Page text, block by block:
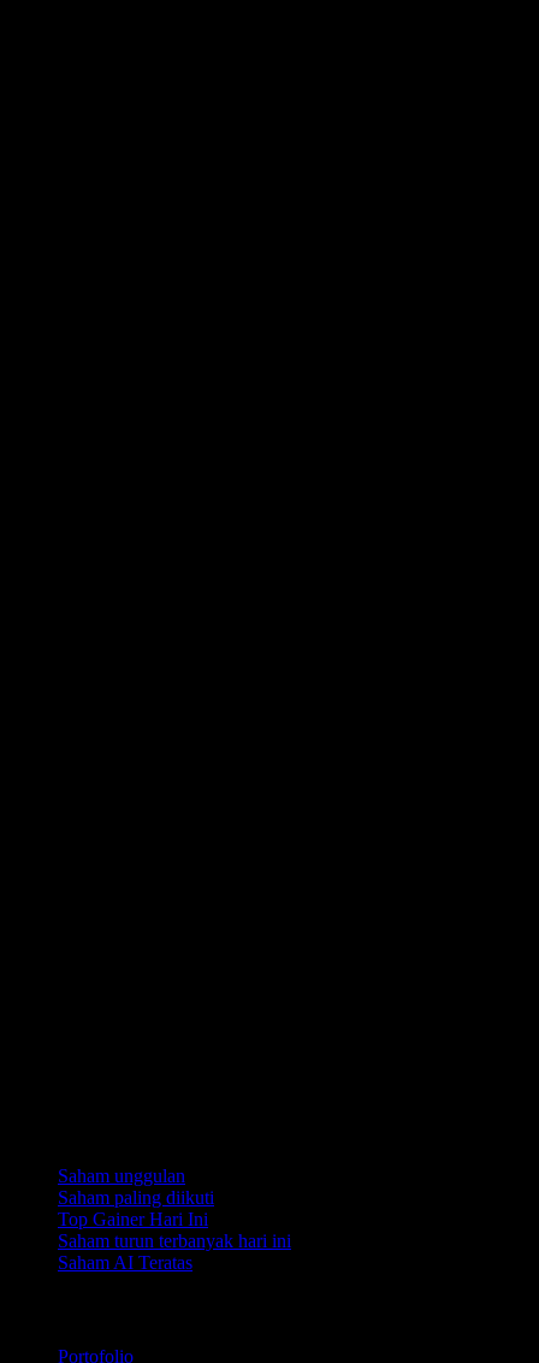
Saham unggulan
Saham paling diikuti
Top Gainer Hari Ini
Saham turun terbanyak hari ini
Saham AI Teratas
Portofolio